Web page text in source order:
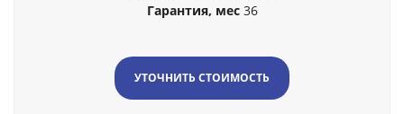
Гарантия, мес 36
УТОЧНИТЬ СТОИМОСТЬ